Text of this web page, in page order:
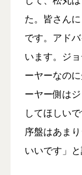
た。皆さん
です。アド
います。ジ
ーヤーなの
ーヤー側は
してほしい
序盤はあま
いいです」と